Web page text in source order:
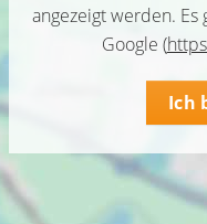
angezeigt werden.
Google (
Ich